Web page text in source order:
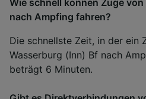
nach Ampfing fahren?
Die schnellste Zeit, in der ein
Wasserburg (Inn) Bf nach
beträgt 6 Minuten.